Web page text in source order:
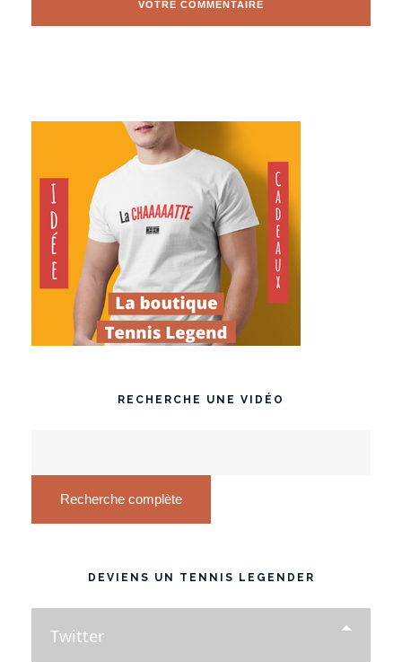
RECHERCHE UNE VIDÉO
Recherche complète
DEVIENS UN TENNIS LEGENDER
Twitter